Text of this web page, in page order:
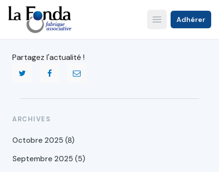
Aller
au
contenu
principal
Open main menu
Adhérer
Partagez l'actualité !
ARCHIVES
Octobre 2025 (8)
Septembre 2025 (5)